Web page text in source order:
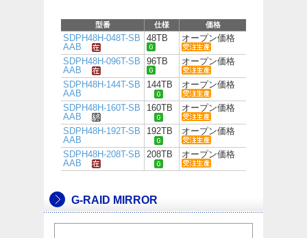
型番 仕様 価格
SDPH48H-048T-SB
AAB
48TB オープン価格
SDPH48H-096T-SB
AAB
96TB オープン価格
SDPH48H-144T-SB
AAB
144TB オープン価格
SDPH48H-160T-SB
AAB
160TB オープン価格
SDPH48H-192T-SB
AAB
192TB オープン価格
SDPH48H-208T-SB
AAB
208TB オープン価格
G-RAID MIRROR